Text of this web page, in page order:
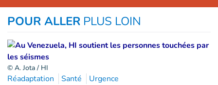
POUR ALLER PLUS LOIN
© A. Jota / HI
Réadaptation Santé Urgence